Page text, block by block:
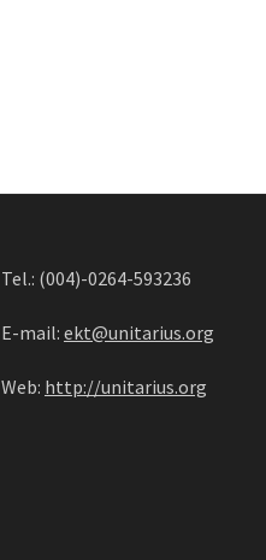
Tel.: (004)-0264-593236
E-mail: ekt@unitarius.org
Web: http://unitarius.org